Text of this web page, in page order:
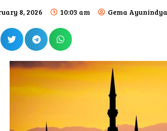
8, 2026 10:03 am Gema Ayunindya